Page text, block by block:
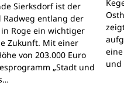
Sierksdorf ist der
Radweg entlang der
Roge ein wichtiger
Zukunft. Mit einer
von 203.000 Euro
„Stadt und
und